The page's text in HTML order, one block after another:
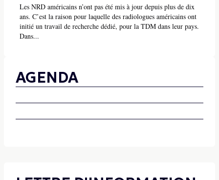
Les NRD américains n’ont pas été mis à jour depuis plus de dix
ans. C’est la raison pour laquelle des radiologues américains ont
initié un travail de recherche dédié, pour la TDM dans leur pays.
Dans...
AGENDA